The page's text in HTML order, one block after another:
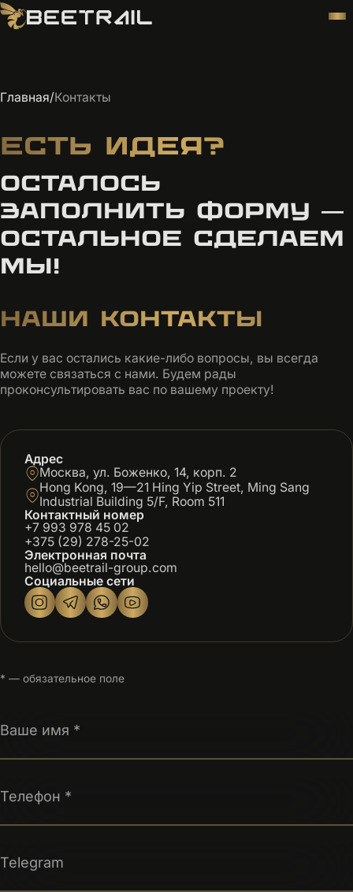
Главная/Контакты
ЕСТЬ ИДЕЯ?
ОСТАЛОСЬ
ЗАПОЛНИТЬ ФОРМУ —
ОСТАЛЬНОЕ СДЕЛАЕМ
МЫ!
НАШИ КОНТАКТЫ
Если у вас остались какие-либо вопросы, вы всегда
можете связаться с нами. Будем рады
проконсультировать вас по вашему проекту!
Адрес
Москва, ул. Боженко, 14, корп. 2
Hong Kong, 19—21 Hing Yip Street, Ming Sang
Industrial Building 5/F, Room 511
Контактный номер
+7 993 978 45 02
+375 (29) 278-25-02
Электронная почта
hello@beetrail-group.com
Социальные сети
* — обязательное поле